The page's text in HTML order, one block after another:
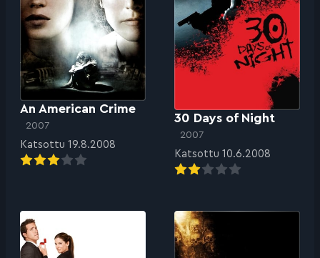
An American Crime
2007
Katsottu 19.8.2008
30 Days of Night
2007
Katsottu 10.6.2008